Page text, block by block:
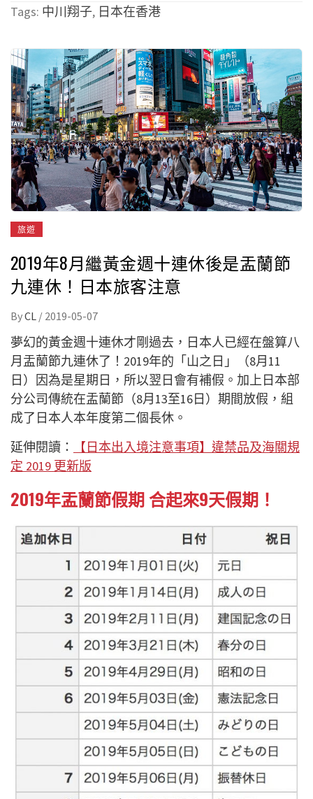
Tags: 中川翔子, 日本在香港
旅遊
2019年8月繼黃金週十連休後是盂蘭節
九連休！日本旅客注意
ByCL / 2019-05-07
夢幻的黃金週十連休才剛過去，日本人已經在盤算八
月盂蘭節九連休了！2019年的「山之日」（8月11
日）因為是星期日，所以翌日會有補假。加上日本部
分公司傳統在盂蘭節（8月13至16日）期間放假，組
成了日本人本年度第二個長休。
延伸閱讀：
【日本出入境注意事項】違禁品及海關規
定 2019 更新版
2019年盂蘭節假期 合起來9天假期！